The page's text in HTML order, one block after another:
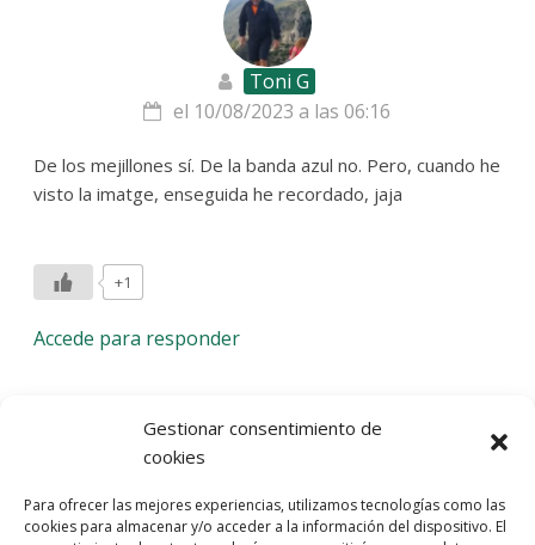
Gestionar consentimiento de
cookies
Para ofrecer las mejores experiencias, utilizamos tecnologías como las
cookies para almacenar y/o acceder a la información del dispositivo. El
Toni G
el 10/08/2023 a las 06:16
De los mejillones sí. De la banda azul no. Pero, cuando he
visto la imatge, enseguida he recordado, jaja
+1
Accede para responder
Deja una respuesta
comentario.